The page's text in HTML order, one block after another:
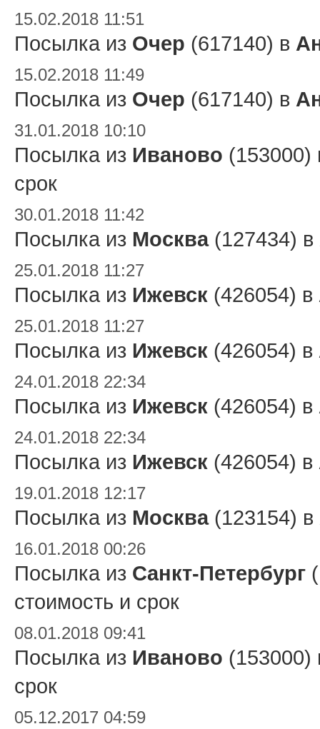
15.02.2018 11:51
Посылка из Очер (617140) в
15.02.2018 11:49
Посылка из Очер (617140) в
31.01.2018 10:10
Посылка из Иваново
срок
30.01.2018 11:42
Посылка из Москва(127434) в
25.01.2018 11:27
Посылка из Ижевск (426054) в
25.01.2018 11:27
Посылка из Ижевск (426054) в
24.01.2018 22:34
Посылка из Ижевск (426054) в
24.01.2018 22:34
Посылка из Ижевск (426054) в
19.01.2018 12:17
Посылка из Москва(123154) в
16.01.2018 00:26
Посылка из Санкт-Петербург
стоимость и срок
08.01.2018 09:41
Посылка из Иваново
срок
05.12.2017 04:59